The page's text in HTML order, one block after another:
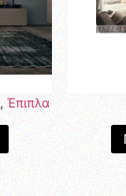
,Έπιπλα